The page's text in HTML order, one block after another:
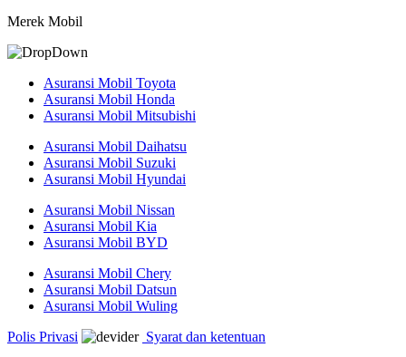
Merek Mobil
Asuransi Mobil Toyota
Asuransi Mobil Honda
Asuransi Mobil Mitsubishi
Asuransi Mobil Daihatsu
Asuransi Mobil Suzuki
Asuransi Mobil Hyundai
Asuransi Mobil Nissan
Asuransi Mobil Kia
Asuransi Mobil BYD
Asuransi Mobil Chery
Asuransi Mobil Datsun
Asuransi Mobil Wuling
Polis Privasi
Syarat dan ketentuan